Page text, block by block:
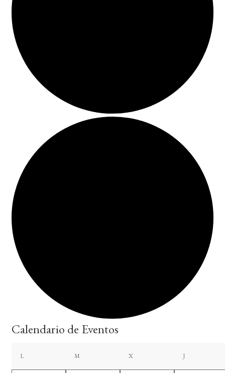
Calendario de Eventos
Llunes Mmartes Xmiércoles Jjueves